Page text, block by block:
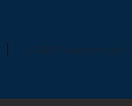
C/NEU Trung tâm Đào